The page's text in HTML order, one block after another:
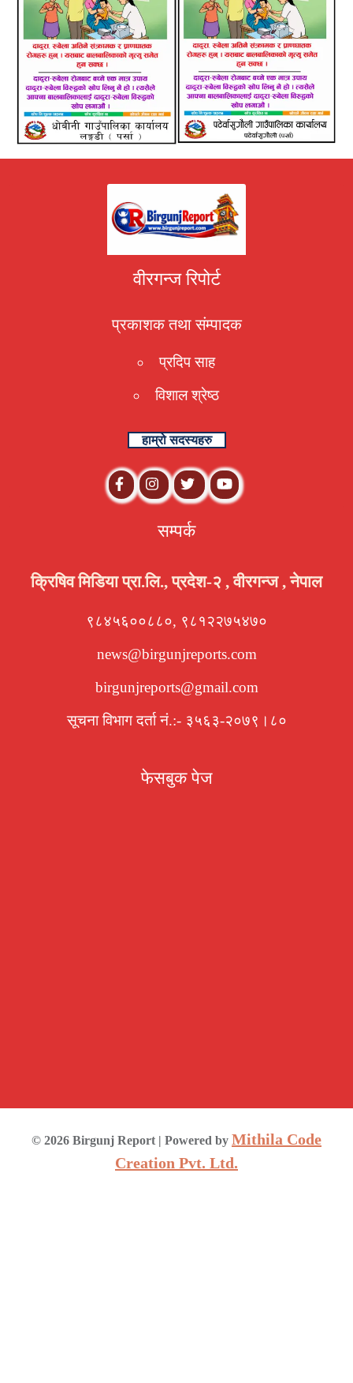
वीरगन्ज रिपोर्ट
प्रकाशक तथा संम्पादक
प्रदिप साह
विशाल श्रेष्ठ
हाम्रो सदस्यहरु
सम्पर्क
क्रिषिव मिडिया प्रा.लि., प्रदेश-२ , वीरगन्ज , नेपाल
९८४५६००८८०, ९८१२२७५४७०
news@birgunjreports.com
birgunjreports@gmail.com
सूचना विभाग दर्ता नं.:- ३५६३-२०७९।८०
फेसबुक पेज
© 2026 Birgunj Report | Powered by Mithila Code
Creation Pvt. Ltd.